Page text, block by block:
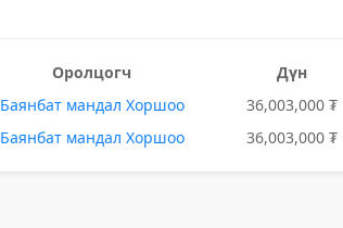
Оролцогч Дүн
Баянбат мандал Хоршоо 36,003,000 ₮
Баянбат мандал Хоршоо 36,003,000 ₮